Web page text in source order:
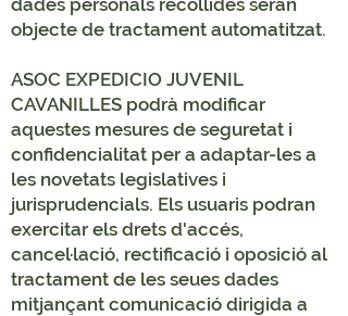
dades personals recollides seran
objecte de tractament automatitzat.
ASOC EXPEDICIO JUVENIL
CAVANILLES podrà modificar
aquestes mesures de seguretat i
confidencialitat per a adaptar-les a
les novetats legislatives i
jurisprudencials. Els usuaris podran
exercitar els drets d'accés,
cancel·lació, rectificació i oposició al
tractament de les seues dades
mitjançant comunicació dirigida a